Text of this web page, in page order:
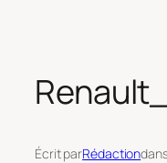
Écrit parRédaction